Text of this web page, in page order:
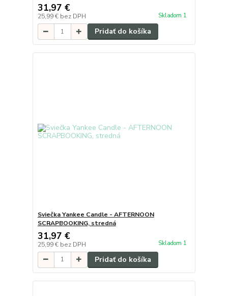
31,97 €
25,99 € bez DPH Skladom 1
Pridať do košíka
Sviečka Yankee Candle - AFTERNOON
SCRAPBOOKING, stredná
31,97 €
25,99 € bez DPH Skladom 1
Pridať do košíka